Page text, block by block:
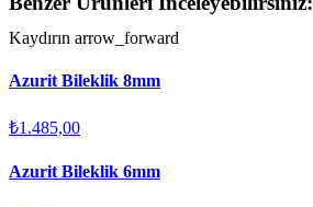
Kaydırın arrow_forward
Azurit Bileklik 8mm
₺1.485,00
Azurit Bileklik 6mm